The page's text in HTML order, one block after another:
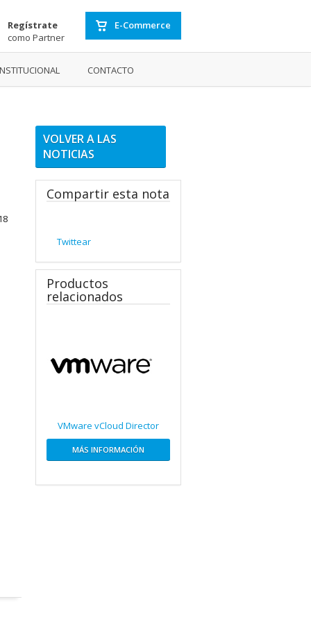
E-Commerce
Regístrate
como Partner
CONTACTO
VOLVER A LAS
NOTICIAS
Compartir esta nota
Twittear
Productos
relacionados
VMware vCloud Director
MÁS INFORMACIÓN